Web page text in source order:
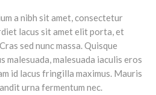
a nibh sit amet, consectetur
lacus sit amet elit porta, et
sed nunc massa. Quisque
malesuada iaculis eros
id lacus fringilla maximus. Mauris
urna fermentum nec.